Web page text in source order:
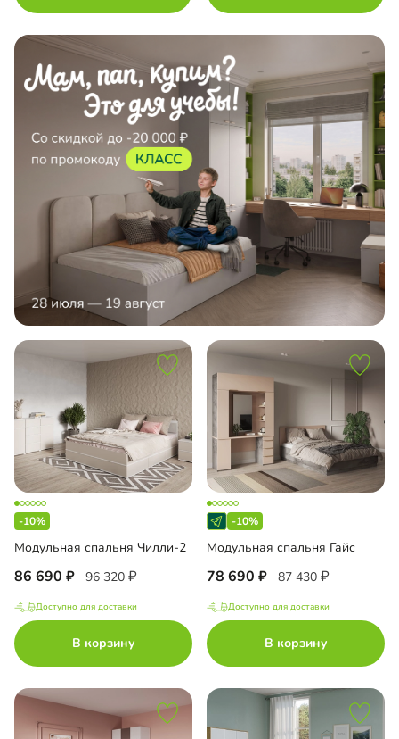
-10%
Модульная спальня Чилли-2
86 690 96 320
Доступно для доставки
В корзину
-10%
Модульная спальня Гайс
78 690 87 430
Доступно для доставки
В корзину